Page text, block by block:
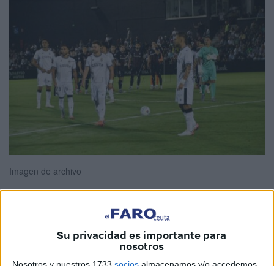
Su privacidad es importante para
nosotros
Nosotros y nuestros 1733 socios almacenamos y/o accedemos
Imagen de archivo
Tres porterías a cero seguidas,cinco partidos sin perder
11 puntos de 15 posibles; eso son los números recientes
del Ceuta. Pero hay otro más,un solo cambio en los